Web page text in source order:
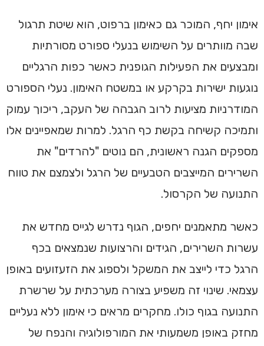
אימון יחף, המוכר גם כאימון ברפוט, הוא שיטת תרגול
שבה מוותרים על השימוש בנעלי ספורט מסורתיות
ומבצעים את הפעילות הגופנית כאשר כפות הרגליים
נוגעות ישירות בקרקע או במשטח האימון. נעלי הספורט
המודרניות מציעות לרוב הגבהה של העקב, ריכוך עמוק
ותמיכה קשיחה בקשת כף הרגל. למרות שמאפיינים אלו
מספקים הגנה ראשונית, הם נוטים "להרדים" את
השרירים המייצבים הטבעיים של הרגל ולצמצם את טווח
התנועה של הקרסול.
כאשר מתאמנים יחפים, הגוף נדרש לגייס מחדש את
עשרות השרירים, הגידים והרצועות שנמצאים בכף
הרגל כדי לייצב את המשקל ולספוג את הזעזועים באופן
עצמאי. שינוי זה משפיע בצורה מערכתית על שרשרת
התנועה בגוף כולו. מחקרים מראים כי אימון ללא נעליים
מחזק באופן משמעותי את המורפולוגיה והנפח של